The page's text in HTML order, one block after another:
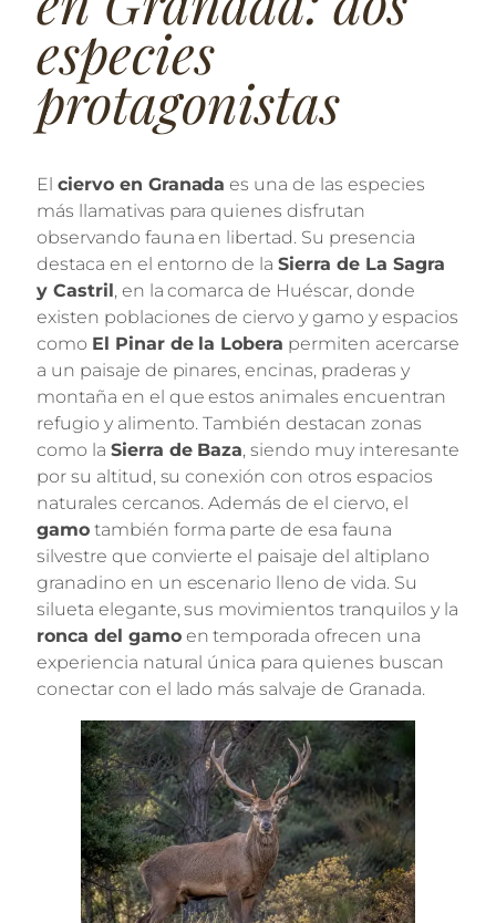
especies
protagonistas
El ciervo en Granada es una de las especies
más llamativas para quienes disfrutan
observando fauna en libertad. Su presencia
destaca en el entorno de laSierra de La Sagra
y Castril, en la comarca de Huéscar, donde
existen poblaciones de ciervo y gamo y espacios
como El Pinar de la Lobera permiten acercarse
a un paisaje de pinares, encinas, praderas y
montaña en el que estos animales encuentran
refugio y alimento. También destacan zonas
como la Sierra de Baza, siendo muy interesante
por su altitud, su conexión con otros espacios
naturales cercanos. Además de el ciervo, el
gamotambién forma parte de esa fauna
silvestre que convierte el paisaje del altiplano
granadino en un escenario lleno de vida. Su
silueta elegante, sus movimientos tranquilos y la
ronca del gamoen temporada ofrecen una
experiencia natural única para quienes buscan
conectar con el lado más salvaje de Granada.